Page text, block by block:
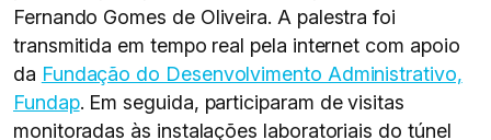
Fernando Gomes de Oliveira. A palestra foi
transmitida em tempo real pela internet com apoio
da Fundação do Desenvolvimento Administrativo,
Fundap. Em seguida, participaram de visitas
monitoradas às instalações laboratoriais do túnel